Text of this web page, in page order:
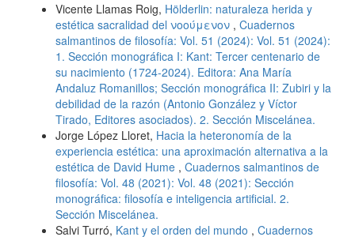
Vicente Llamas Roig, Hölderlin: naturaleza herida y
estética sacralidad del νοούμενoν , Cuadernos
salmantinos de filosofía: Vol. 51 (2024): Vol. 51 (2024):
1. Sección monográfica I: Kant: Tercer centenario de
su nacimiento (1724-2024). Editora: Ana María
Andaluz Romanillos; Sección monográfica II: Zubiri y la
debilidad de la razón (Antonio González y Víctor
Tirado, Editores asociados). 2. Sección Miscelánea.
Jorge López Lloret, Hacia la heteronomía de la
experiencia estética: una aproximación alternativa a la
estética de David Hume , Cuadernos salmantinos de
filosofía: Vol. 48 (2021): Vol. 48 (2021): Sección
monográfica: filosofía e inteligencia artificial. 2.
Sección Miscelánea.
Salvi Turró, Kant y el orden del mundo , Cuadernos